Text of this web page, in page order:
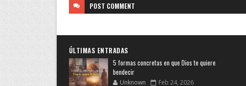
POST COMMENT
ÚLTIMAS ENTRADAS
5 formas concretas en que Dios te quiere
bendecir
Unknown Feb 24, 2026